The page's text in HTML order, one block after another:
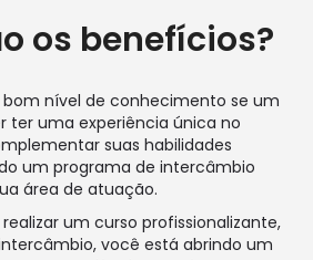
os benefícios?
nível de conhecimento se um
ter uma experiência única no
suas habilidades
um programa de intercâmbio
área de atuação.
um curso profissionalizante,
você está abrindo um